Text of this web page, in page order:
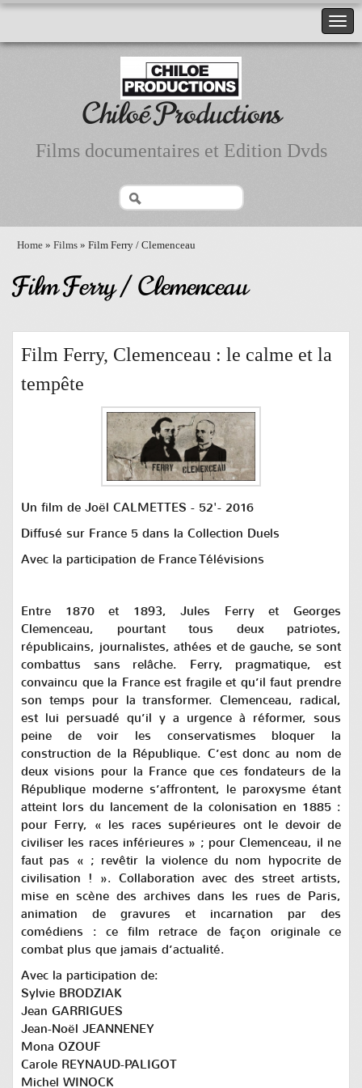
Chiloé Productions
Films documentaires et Edition Dvds
Home » Films » Film Ferry / Clemenceau
Film Ferry / Clemenceau
Film Ferry, Clemenceau : le calme et la
tempête
Un film de Joël CALMETTES - 52'- 2016
Diffusé sur France 5 dans la Collection Duels
Avec la participation de France Télévisions
Entre 1870 et 1893, Jules Ferry et Georges
Clemenceau, pourtant tous deux patriotes,
républicains, journalistes, athées et de gauche, se sont
combattus sans relâche. Ferry, pragmatique, est
convaincu que la France est fragile et qu’il faut prendre
son temps pour la transformer. Clemenceau, radical,
est lui persuadé qu’il y a urgence à réformer, sous
peine de voir les conservatismes bloquer la
construction de la République. C’est donc au nom de
deux visions pour la France que ces fondateurs de la
République moderne s’affrontent, le paroxysme étant
atteint lors du lancement de la colo­nisation en 1885 :
pour Ferry, « les races supérieures ont le devoir de
civiliser les races inférieures » ; pour Clemenceau, il ne
faut pas « ; revêtir la violence du nom hypocrite de
civilisation ! ». Collaboration avec des street artists,
mise en scène des archives dans les rues de Paris,
animation de gravures et incarna­tion par des
comédiens : ce film retrace de façon originale ce
combat plus que jamais d’actualité.
Avec la participation de:
Sylvie BRODZIAK
Jean GARRIGUES
Jean-Noël JEANNENEY
Mona OZOUF
Carole REYNAUD-PALIGOT
Michel WINOCK